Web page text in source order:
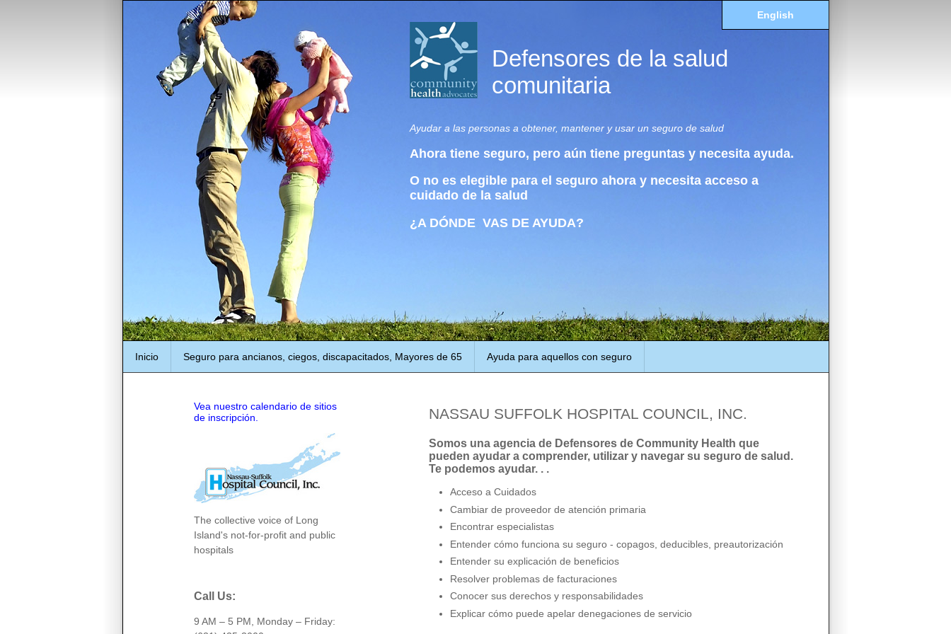
English
Defensores de la salud
comunitaria
Ayudar a las personas a obtener, mantener y usar un seguro de salud
Ahora tiene seguro, pero aún tiene preguntas y necesita ayuda.
O no es elegible para el seguro ahora y necesita acceso a
cuidado de la salud
¿A DÓNDE VAS DE AYUDA?
Inicio Seguro para ancianos, ciegos, discapacitados, Mayores de 65 Ayuda para aquellos con seguro
Vea nuestro calendario de sitios
de inscripción.
The collective voice of Long
Island's not-for-profit and public
hospitals
Call Us:
9 AM – 5 PM, Monday – Friday:
NASSAU SUFFOLK HOSPITAL COUNCIL, INC.
Somos una agencia de Defensores de Community Health que
pueden ayudar a comprender, utilizar y navegar su seguro de salud.
Te podemos ayudar. . .
Acceso a Cuidados
Cambiar de proveedor de atención primaria
Encontrar especialistas
Entender cómo funciona su seguro - copagos, deducibles, preautorización
Entender su explicación de beneficios
Resolver problemas de facturaciones
Conocer sus derechos y responsabilidades
Explicar cómo puede apelar denegaciones de servicio